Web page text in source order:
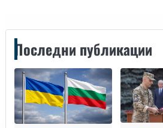
Последни публикации